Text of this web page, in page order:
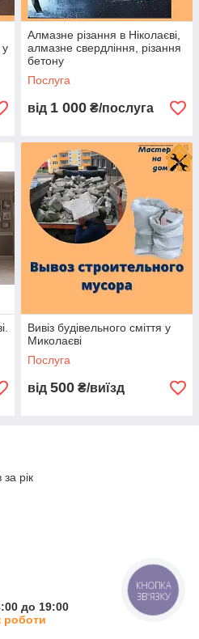
у
Алмазне різання в Ніколаєві,
алмазне свердління, різання
бетону
Послуга
від 1 000 ₴/послуга
Вивіз будівельного сміття у
Миколаєві
Послуга
від 500 ₴/виїзд
рік
до 19:00
роботи
КНОПКА
ЗВ'ЯЗКУ